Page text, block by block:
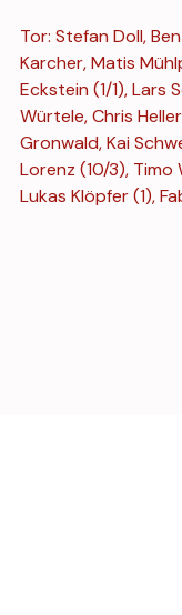
Tor: Stefan Doll,
Karcher, Matis
Eckstein (1/1), Lars
Würtele, Chris
Gronwald, Kai
Lorenz (10/3), Timo
Lukas Klöpfer (1),